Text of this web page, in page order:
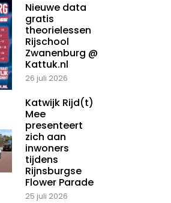
Nieuwe data
gratis
theorielessen
Rijschool
Zwanenburg @
Kattuk.nl
26 juli 2026
Katwijk Rijd(t)
Mee
presenteert
zich aan
inwoners
tijdens
Rijnsburgse
Flower Parade
25 juli 2026